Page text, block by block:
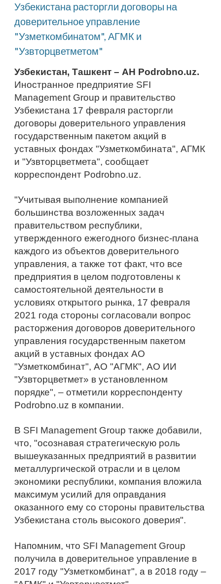
Узбекистана расторгли договоры на
доверительное управление
"Узметкомбинатом", АГМК и
"Узвторцветметом"
Узбекистан, Ташкент – АН Podrobno.uz.
Иностранное предприятие SFI
Management Group и правительство
Узбекистана 17 февраля расторгли
договоры доверительного управления
государственным пакетом акций в
уставных фондах "Узметкомбината", АГМК
и "Узвторцветмета", сообщает
корреспондент Podrobno.uz.
"Учитывая выполнение компанией
большинства возложенных задач
правительством республики,
утвержденного ежегодного бизнес-плана
каждого из объектов доверительного
управления, а также тот факт, что все
предприятия в целом подготовлены к
самостоятельной деятельности в
условиях открытого рынка, 17 февраля
2021 года стороны согласовали вопрос
расторжения договоров доверительного
управления государственным пакетом
акций в уставных фондах АО
"Узметкомбинат", АО "АГМК", АО ИИ
"Узвторцветмет» в установленном
порядке", – отметили корреспонденту
Podrobno.uz в компании.
В SFI Management Group также добавили,
что, "осознавая стратегическую роль
вышеуказанных предприятий в развитии
металлургической отрасли и в целом
экономики республики, компания вложила
максимум усилий для оправдания
оказанного ему со стороны правительства
Узбекистана столь высокого доверия".
Напомним, что SFI Management Group
получила в доверительное управление в
2017 году "Узметкомбинат", а в 2018 году –